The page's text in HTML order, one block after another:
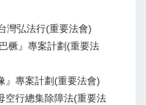
灣弘法行(重要法會)
橛』專案計劃(重要法
』專案計劃(重要法會)
空行總集除障法(重要法